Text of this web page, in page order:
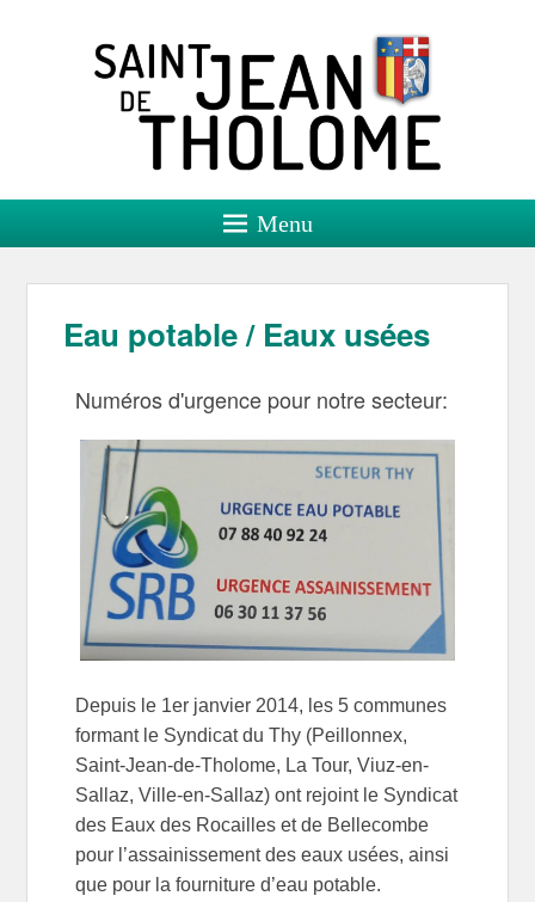
Saint Jean de Tholome
Site officiel
Menu
Eau potable / Eaux usées
Numéros d'urgence pour notre secteur:
Depuis le 1er janvier 2014, les 5 communes
formant le Syndicat du Thy (Peillonnex,
Saint-Jean-de-Tholome, La Tour, Viuz-en-
Sallaz, Ville-en-Sallaz) ont rejoint le Syndicat
des Eaux des Rocailles et de Bellecombe
pour l’assainissement des eaux usées, ainsi
que pour la fourniture d’eau potable.